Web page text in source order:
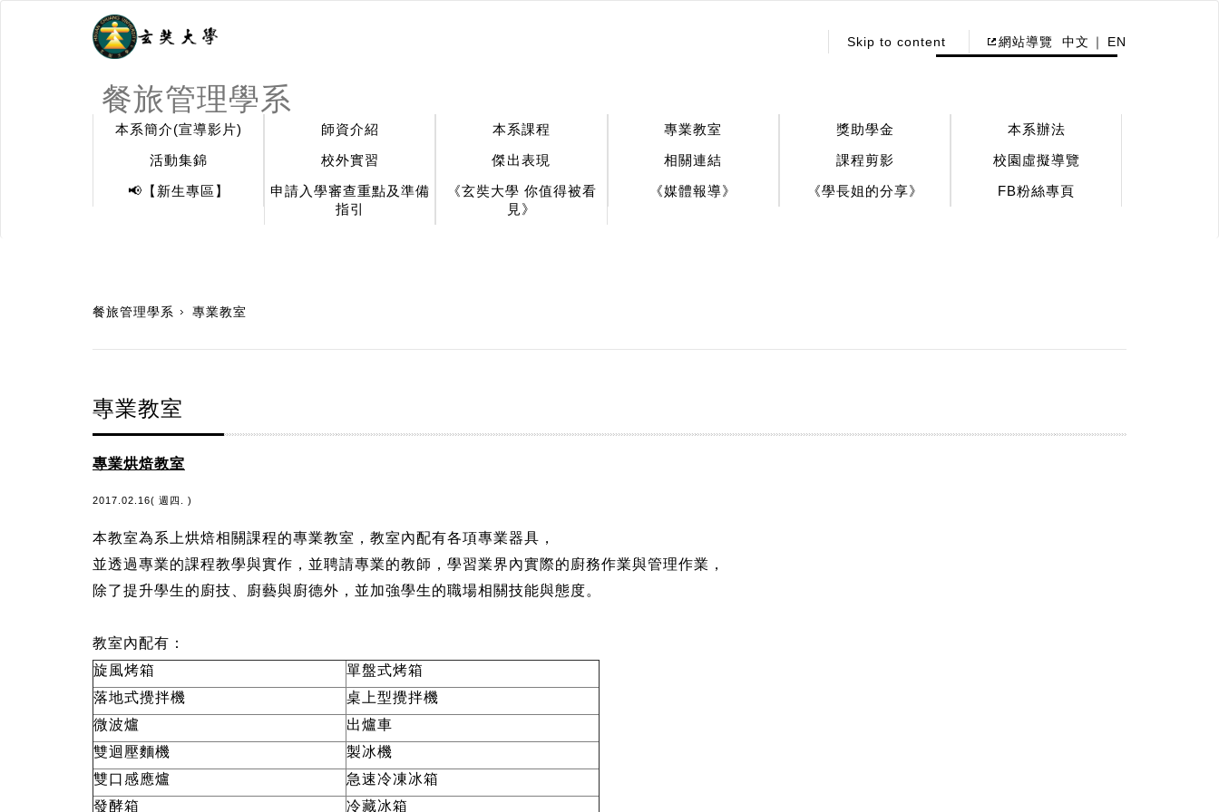
餐旅管理學系
Skip to content 網站導覽 中文 EN
本系簡介(宣導影片) 師資介紹 本系課程 專業教室 獎助學金
本系辦法
活動集錦
校外實習 傑出表現 相關連結 課程剪影
校園虛擬導覽
📢【新生專區】
申請入學審查重點及準備
指引
《玄奘大學 你值得被看
見》
《媒體報導》 《學長姐的分享》 FB粉絲專頁
餐旅管理學系 專業教室
專業教室
專業烘焙教室
2017.02.16( 週四. )
本教室為系上烘焙相關課程的專業教室，教室內配有各項專業器具，
並透過專業的課程教學與實作，並聘請專業的教師，學習業界內實際的廚務作業與管理作業，
除了提升學生的廚技、廚藝與廚德外，並加強學生的職場相關技能與態度。
教室內配有：
旋風烤箱
單盤式烤箱
落地式攪拌機
桌上型攪拌機
微波爐
出爐車
雙迴壓麵機
製冰機
雙口感應爐
急速冷凍冰箱
發酵箱
冷藏冰箱